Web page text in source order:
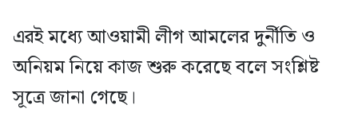
এরই মধ্যে আওয়ামী লীগ আমলের দুর্নীতি ও
অনিয়ম নিয়ে কাজ শুরু করেছে বলে সংশ্লিষ্ট
সূত্রে জানা গেছে।